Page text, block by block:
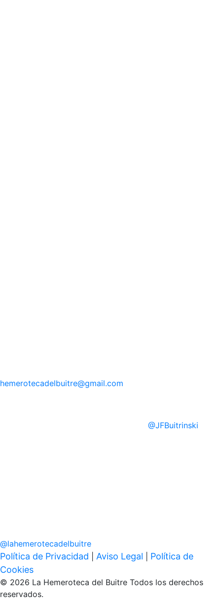
hemerotecadelbuitre@gmail.com
@JFBuitrinski
@lahemerotecadelbuitre
Política de Privacidad Aviso Legal
Política de
Cookies
© 2026 La Hemeroteca del Buitre Todos los derechos
reservados.